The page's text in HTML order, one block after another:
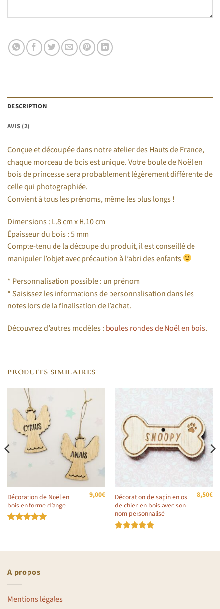
DESCRIPTION
AVIS (2)
Conçue et découpée dans notre atelier des Hauts de France,
chaque morceau de bois est unique. Votre boule de Noël en
bois de princesse sera probablement légèrement différente de
celle qui photographiée.
Convient à tous les prénoms, même les plus longs !
Dimensions : L.8 cm x H.10 cm
Épaisseur du bois : 5 mm
Compte-tenu de la découpe du produit, il est conseillé de
manipuler l’objet avec précaution à l’abri des enfants
* Personnalisation possible : un prénom
* Saisissez les informations de personnalisation dans les
notes lors de la finalisation de l’achat.
Découvrez d’autres modèles : boules rondes de Noël en bois.
PRODUITS SIMILAIRES
Décoration de Noël en
bois en forme d’ange
9,00€
Décoration de sapin en os
de chien en bois avec son
nom personnalisé
8,50€
A propos
Mentions légales